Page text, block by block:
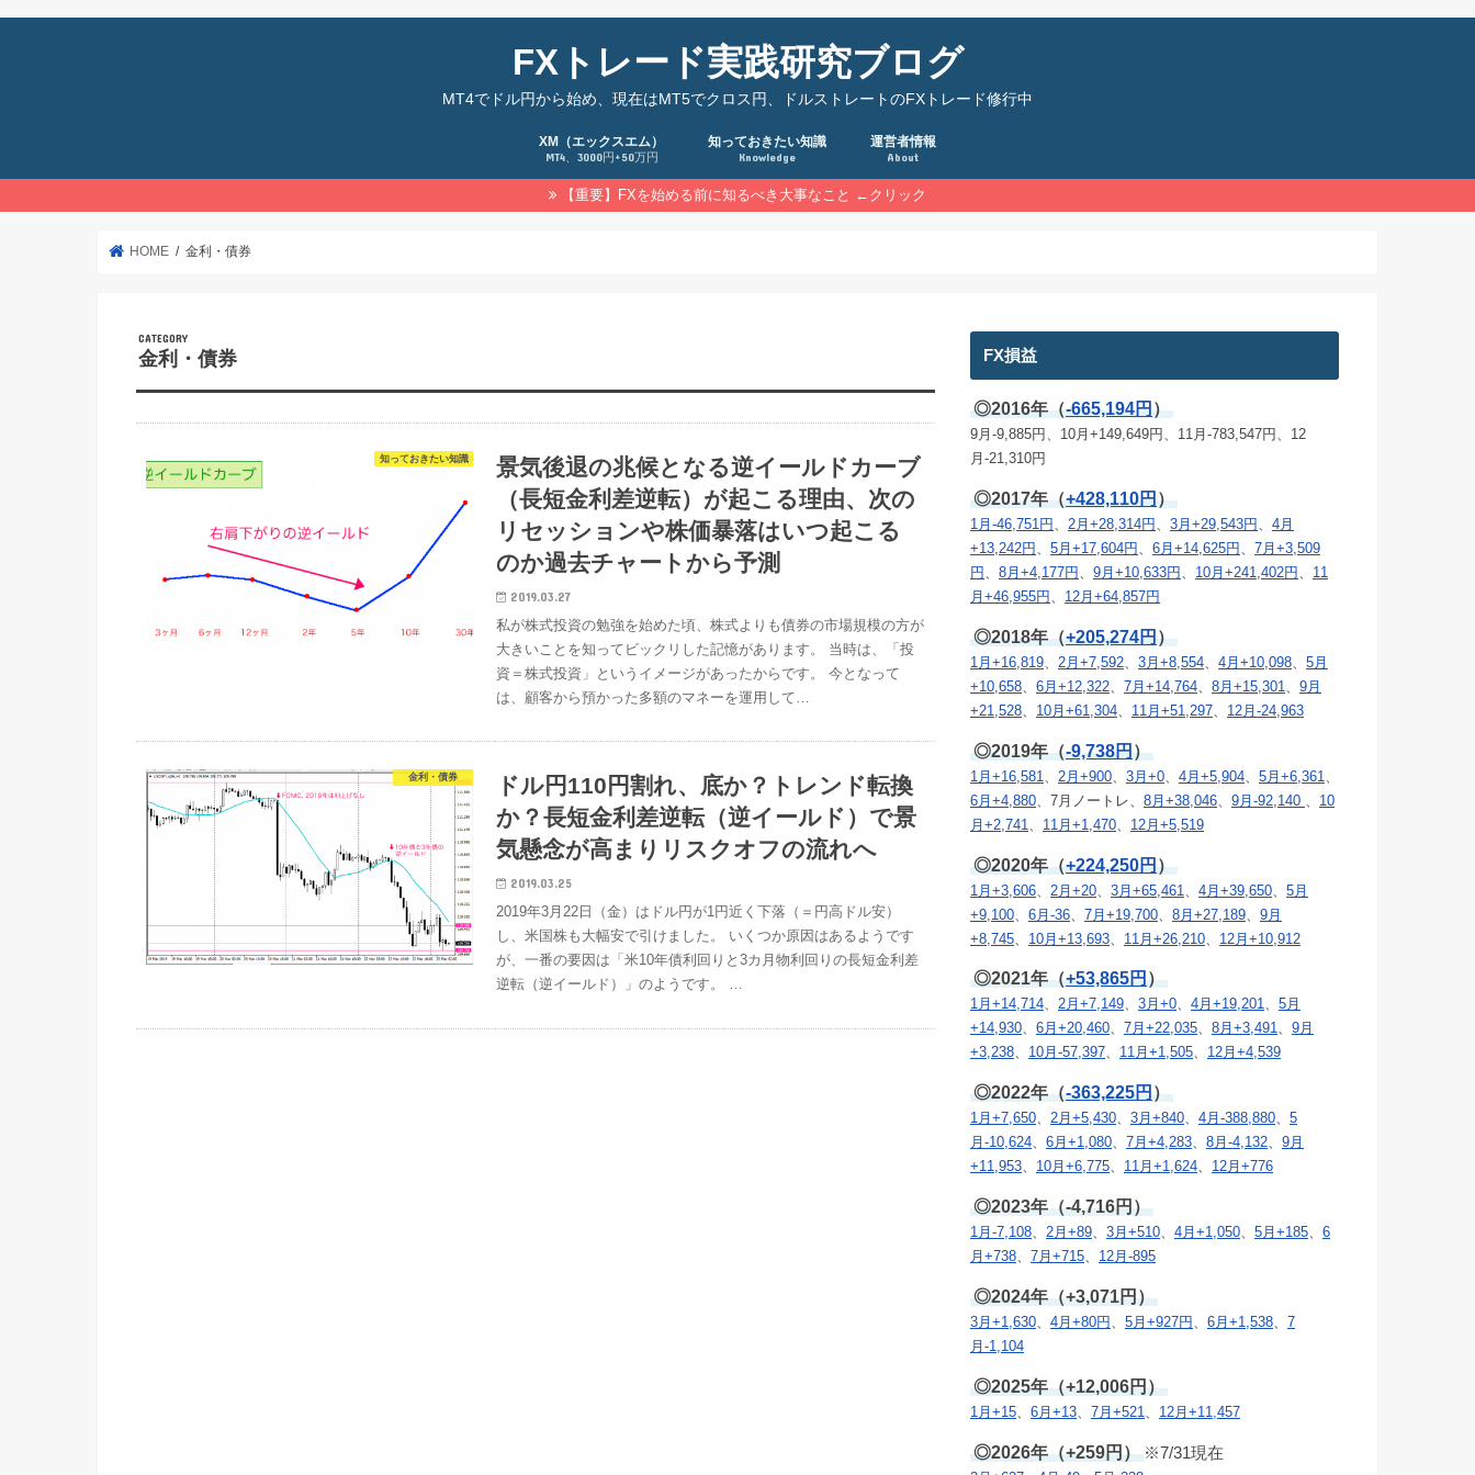
FXトレード実践研究ブログ
MT4でドル円から始め、現在はMT5でクロス円、ドルストレートのFXトレード修行中
XM（エックスエム）
MT4、3000円+50万円
知っておきたい知識
Knowledge
運営者情報
About
【重要】FXを始める前に知るべき大事なこと ←クリック
HOME 金利・債券
金利・債券
知っておきたい知識
景気後退の兆候となる逆イールドカーブ
（長短金利差逆転）が起こる理由、次の
リセッションや株価暴落はいつ起こる
のか過去チャートから予測
2019.03.27
私が株式投資の勉強を始めた頃、株式よりも債券の市場規模の方が
大きいことを知ってビックリした記憶があります。 当時は、「投
資＝株式投資」というイメージがあったからです。 今となって
は、顧客から預かった多額のマネーを運用して…
金利・債券
ドル円110円割れ、底か？トレンド転換
か？長短金利差逆転（逆イールド）で景
気懸念が高まりリスクオフの流れへ
2019.03.25
2019年3月22日（金）はドル円が1円近く下落（＝円高ドル安）
し、米国株も大幅安で引けました。 いくつか原因はあるようです
が、一番の要因は「米10年債利回りと3カ月物利回りの長短金利差
逆転（逆イールド）」のようです。 …
FX損益
◎2016年（-665,194円）
9月-9,885円、10月+149,649円、11月-783,547円、12
月-21,310円
◎2017年（+428,110円）
1月-46,751円 、 2月+28,314円 、 3月+29,543円 、 4月
+13,242円 、 5月+17,604円 、 6月+14,625円 、 7月+3,509
円 、 8月+4,177円 、 9月+10,633円 、 10月+241,402円 、 11
月+46,955円 、 12月+64,857円
◎2018年（+205,274円）
1月+16,819 2月+7,592 3月+8,554 4月+10,098
5月
+10,658
6月+12,322 7月+14,764 8月+15,301
9月
+21,528
10月+61,304 11月+51,297 12月-24,963
◎2019年（-9,738円）
1月+16,581 2月+900 3月+0 4月+5,904 5月+6,361
6月+4,880 、7月ノートレ、 8月+38,046 9月-92,140
10
月+2,741
11月+1,470 12月+5,519
◎2020年（+224,250円）
1月+3,606 2月+20 3月+65,461 4月+39,650
5月
+9,100
6月-36 7月+19,700 8月+27,189
9月
+8,745
10月+13,693 11月+26,210 12月+10,912
◎2021年（+53,865円）
1月+14,714、 2月+7,149、 3月+0、 4月+19,201、 5月
+14,930、 6月+20,460、 7月+22,035、 8月+3,491、 9月
+3,238、 10月-57,397、 11月+1,505、 12月+4,539
◎2022年（-363,225円）
1月+7,650、 2月+5,430、 3月+840、 4月-388,880、 5
月-10,624、 6月+1,080、 7月+4,283、 8月-4,132、 9月
+11,953、 10月+6,775、 11月+1,624、 12月+776
◎2023年（-4,716円）
1月-7,108、 2月+89、 3月+510、 4月+1,050、 5月+185、 6
月+738、 7月+715、 12月-895
◎2024年（+3,071円）
3月+1,630 4月+80円 5月+927円 6月+1,538
7
月-1,104
◎2025年（+12,006円）
1月+15 6月+13 7月+521 12月+11,457
◎2026年（+259円） ※7/31現在